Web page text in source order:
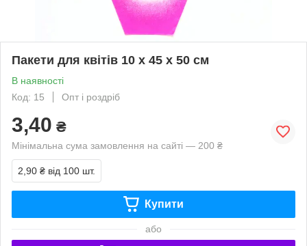
Пакети для квітів 10 х 45 х 50 см
В наявності
Код: 15
Опт і роздріб
3,40 ₴
Мінімальна сума замовлення на сайті — 200 ₴
2,90 ₴ від 100 шт.
Купити
або